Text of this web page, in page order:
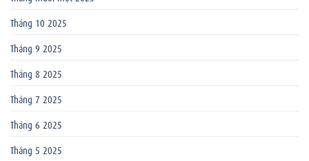
Tháng 10 2025
Tháng 9 2025
Tháng 8 2025
Tháng 7 2025
Tháng 6 2025
Tháng 5 2025